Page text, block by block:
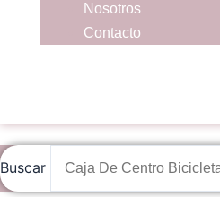
Nosotros
Contacto
Buscar